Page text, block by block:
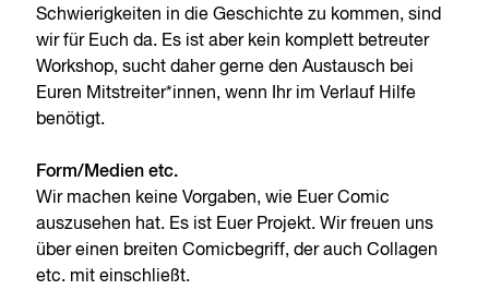
Schwierigkeiten in die Geschichte zu kommen, sind
wir für Euch da. Es ist aber kein komplett betreuter
Workshop, sucht daher gerne den Austausch bei
Euren Mitstreiter*innen, wenn Ihr im Verlauf Hilfe
benötigt.
Form/Medien etc.
Wir machen keine Vorgaben, wie Euer Comic
auszusehen hat. Es ist Euer Projekt. Wir freuen uns
über einen breiten Comicbegriff, der auch Collagen
etc. mit einschließt.